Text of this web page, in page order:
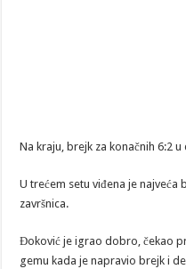
Na kraju, brejk za konačnih 6:2
U trećem setu viđena je
završnica.
Đoković je igrao dobro, čekao
gemu kada je napravio brejk i